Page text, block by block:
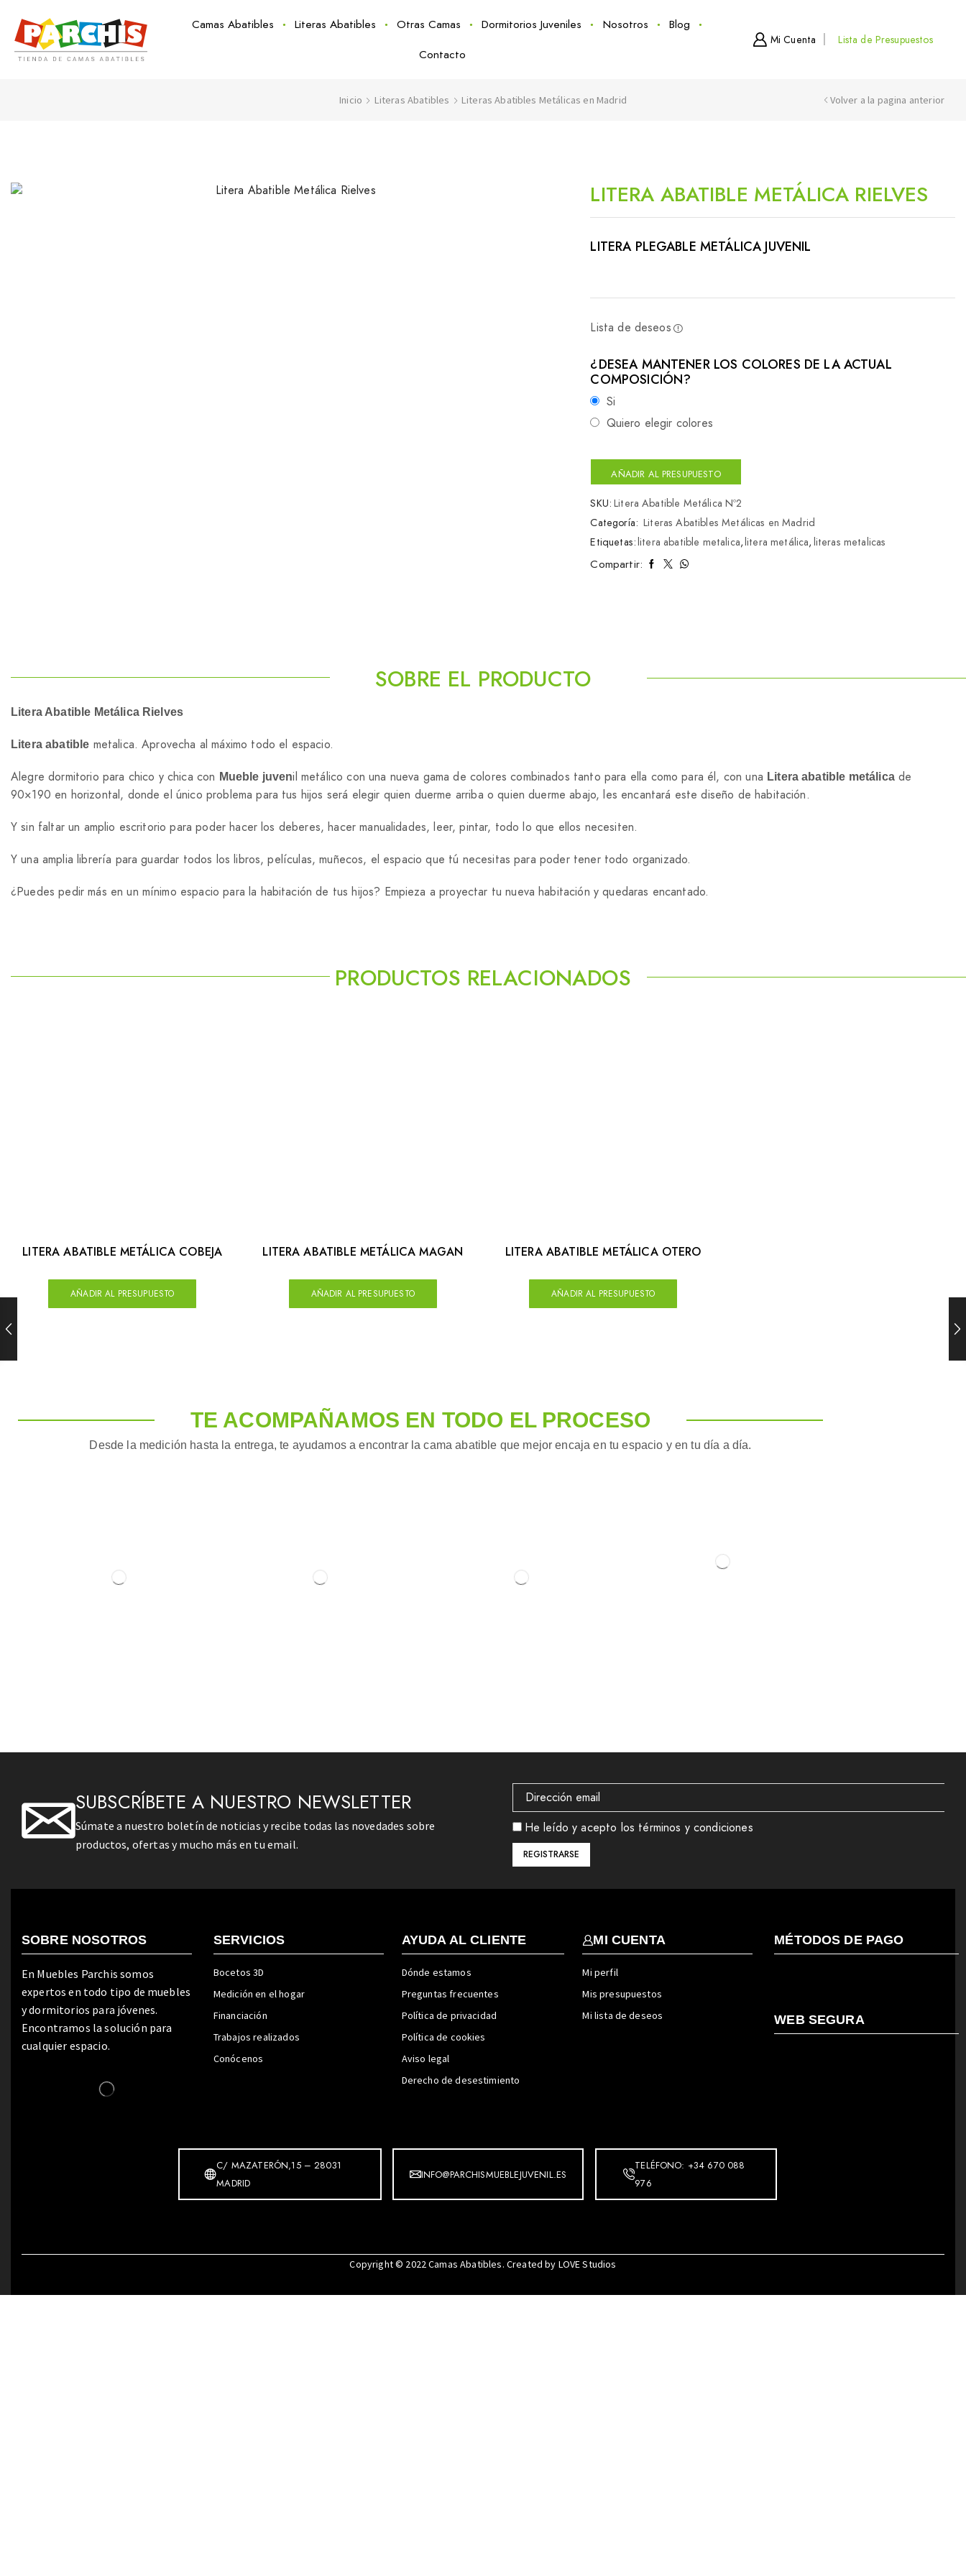
Camas Abatibles Literas Abatibles Otras Camas Dormitorios Juveniles Nosotros
Blog
Contacto
Mi Cuenta Lista de Presupuestos
Inicio Literas Abatibles Literas Abatibles Metálicas en Madrid Volver a la pagina anterior
LITERA ABATIBLE METÁLICA RIELVES
LITERA PLEGABLE METÁLICA JUVENIL
Lista de deseos
¿DESEA MANTENER LOS COLORES DE LA ACTUAL
COMPOSICIÓN?
Si
Quiero elegir colores
AÑADIR AL PRESUPUESTO
SKU: Litera Abatible Metálica Nº2
Categoría: Literas Abatibles Metálicas en Madrid
Etiquetas:litera abatible metalica,litera metálica, literas metalicas
Compartir:
SOBRE EL PRODUCTO
Litera Abatible Metálica Rielves
Litera abatible metalica. Aprovecha al máximo todo el espacio.
Alegre dormitorio para chico y chica con Mueble juvenil metálico con una nueva gama de colores combinados tanto para ella como para él, con una Litera abatible metálicade
90×190 en horizontal, donde el único problema para tus hijos será elegir quien duerme arriba o quien duerme abajo, les encantará este diseño de habitación.
Y sin faltar un amplio escritorio para poder hacer los deberes, hacer manualidades, leer, pintar, todo lo que ellos necesiten.
Y una amplia librería para guardar todos los libros, películas, muñecos, el espacio que tú necesitas para poder tener todo organizado.
¿Puedes pedir más en un mínimo espacio para la habitación de tus hijos? Empieza a proyectar tu nueva habitación y quedaras encantado.
PRODUCTOS RELACIONADOS
LITERA ABATIBLE METÁLICA COBEJA
AÑADIR AL PRESUPUESTO
LITERA ABATIBLE METÁLICA MAGAN
AÑADIR AL PRESUPUESTO
LITERA ABATIBLE METÁLICA OTERO
AÑADIR AL PRESUPUESTO
TE ACOMPAÑAMOS EN TODO EL PROCESO
Desde la medición hasta la entrega, te ayudamos a encontrar la cama abatible que mejor encaja en tu espacio y en tu día a día.
SUBSCRÍBETE A NUESTRO NEWSLETTER
Súmate a nuestro boletín de noticias y recibe todas las novedades sobre
productos, ofertas y mucho más en tu email.
He leído y acepto los términos y condiciones
SOBRE NOSOTROS
En Muebles Parchis somos
expertos en todo tipo de muebles
y dormitorios para jóvenes.
Encontramos la solución para
cualquier espacio.
SERVICIOS
Bocetos 3D
Medición en el hogar
Financiación
Trabajos realizados
Conócenos
AYUDA AL CLIENTE
Dónde estamos
Preguntas frecuentes
Política de privacidad
Política de cookies
Aviso legal
Derecho de desestimiento
MI CUENTA
Mi perfil
Mis presupuestos
Mi lista de deseos
MÉTODOS DE PAGO
WEB SEGURA
C/ MAZATERÓN,15 – 28031
MADRID
INFO@PARCHISMUEBLEJUVENIL.ES
TELÉFONO: +34 670 088
976
Copyright © 2022Camas Abatibles. Created by LOVE Studios